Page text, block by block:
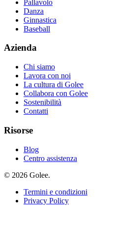
Pallavolo
Danza
Ginnastica
Baseball
Azienda
Chi siamo
Lavora con noi
La cultura di Golee
Collabora con Golee
Sostenibilità
Contatti
Risorse
Blog
Centro assistenza
© 2026 Golee.
Termini e condizioni
Privacy Policy